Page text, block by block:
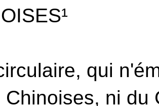
qui
Chinoises, ni du